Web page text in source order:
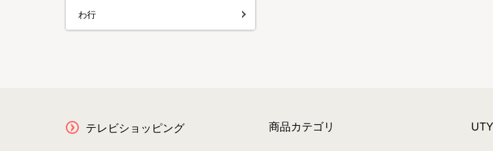
わ行
テレビショッピング 商品カテゴリ